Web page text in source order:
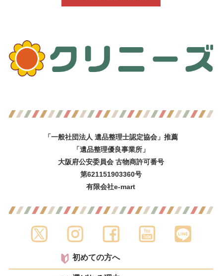
「一般社団法人 遺品整理士認定協会」推薦
「遺品整理優良事業所」
大阪府公安委員会 古物商許可番号
第621151903360号
有限会社e-mart
初めての方へ